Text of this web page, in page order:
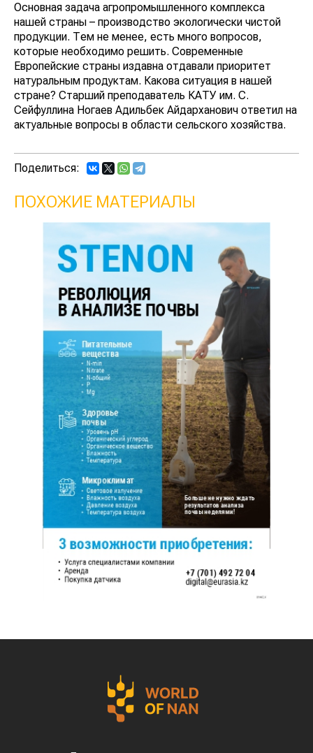
Основная задача агропромышленного комплекса
нашей страны – производство экологически чистой
продукции. Тем не менее, есть много вопросов,
которые необходимо решить. Современные
Европейские страны издавна отдавали приоритет
натуральным продуктам. Какова ситуация в нашей
стране? Старший преподаватель КАТУ им. С.
Сейфуллина Ногаев Адильбек Айдарханович ответил на
актуальные вопросы в области сельского хозяйства.
Поделиться:
ПОХОЖИЕ МАТЕРИАЛЫ